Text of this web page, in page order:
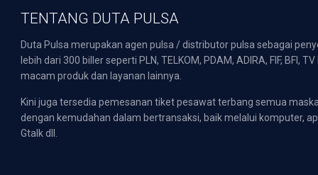
TENTANG DUTA PULSA
Duta Pulsa merupakan agen pulsa / distributor pulsa sebagai
lebih dari 300 biller seperti PLN, TELKOM, PDAM, ADIRA, FIF,
macam produk dan layanan lainnya.
Kini juga tersedia pemesanan tiket pesawat terbang semua
dengan kemudahan dalam bertransaksi, baik melalui komputer,
Gtalk dll.